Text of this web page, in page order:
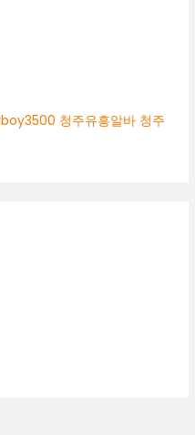
청주유흥알바 청주